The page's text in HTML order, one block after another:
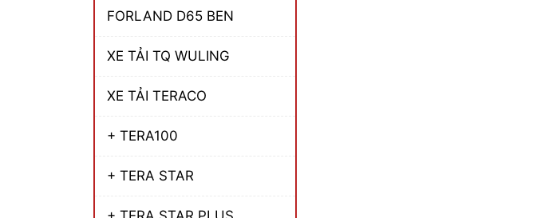
FORLAND D65 BEN
XE TẢI TQ WULING
XE TẢI TERACO
+ TERA100
+ TERA STAR